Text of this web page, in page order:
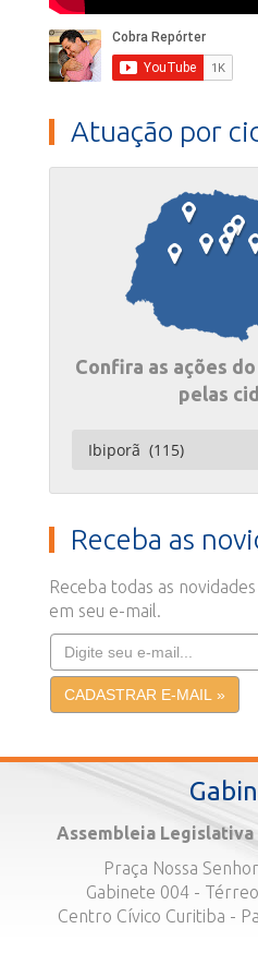
Atuação por
Confira as ações
pelas
Receba as
Receba todas as
em seu e-mail.
Assembleia Legislativa
Praça Nossa
Gabinete 004 -
Centro Cívico Curitiba -